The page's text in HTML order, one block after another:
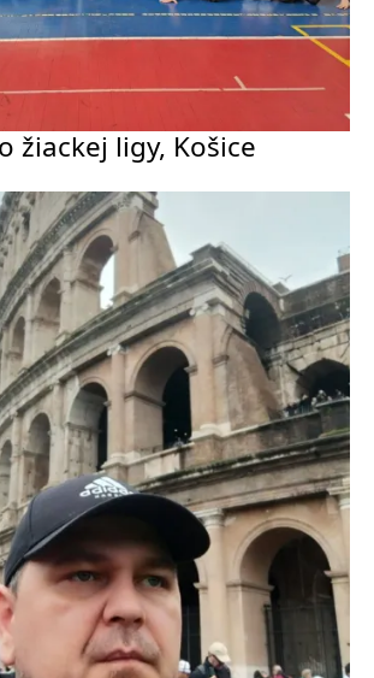
žiackej ligy, Košice